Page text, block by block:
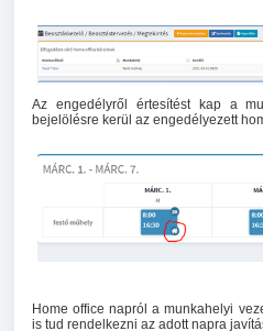
Az engedélyről értesítést kap a
bejelölésre kerül az engedélyezett
Home office napról a munkahelyi
is tud rendelkezni az adott napra